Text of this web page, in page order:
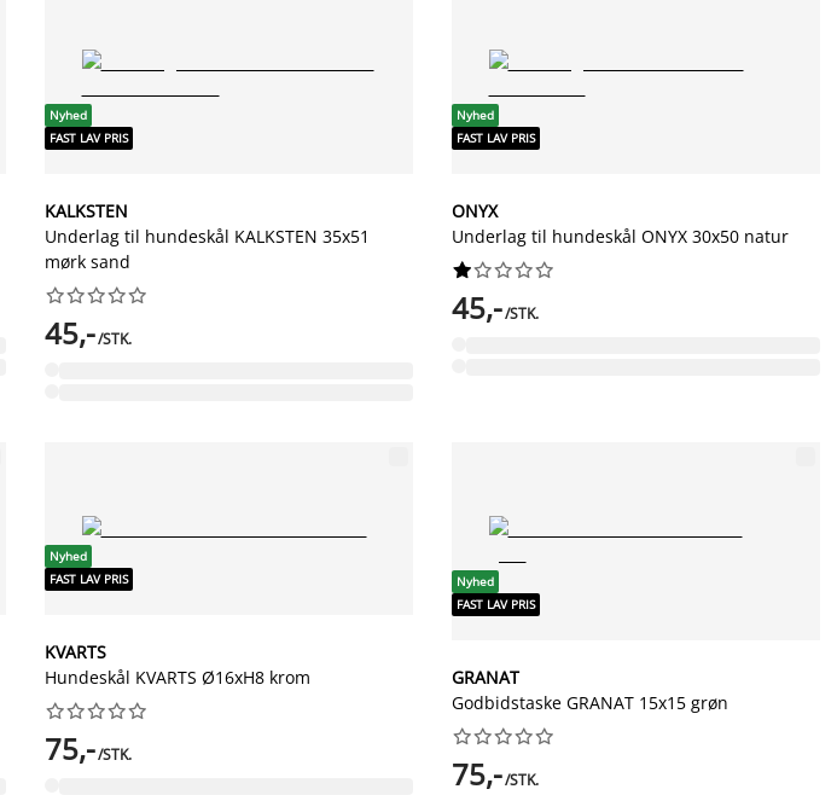
Nyhed
FAST LAV PRIS
KALKSTEN
Underlag til hundeskål KALKSTEN 35x51
mørk sand






45,-/STK.
Nyhed
FAST LAV PRIS
ONYX
Underlag til hundeskål ONYX 30x50 natur






45,-/STK.
Nyhed
FAST LAV PRIS
KVARTS
Hundeskål KVARTS Ø16xH8 krom






75,-/STK.
Nyhed
FAST LAV PRIS
GRANAT
Godbidstaske GRANAT 15x15 grøn






75,-/STK.